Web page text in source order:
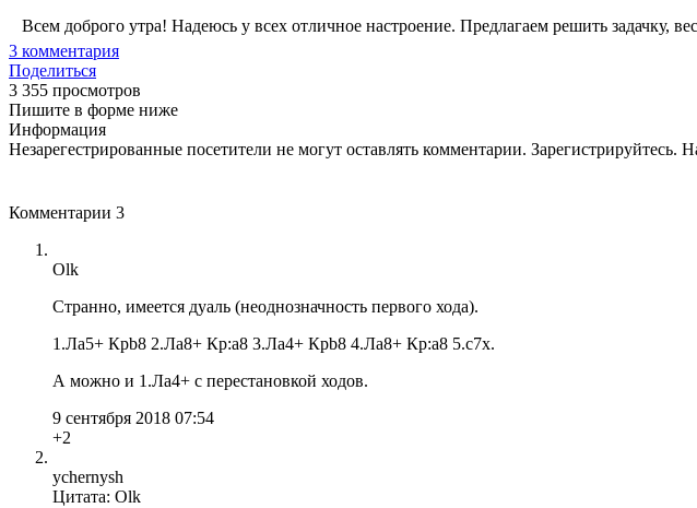
Всем доброго утра! Надеюсь у всех отличное настроение. Предлагаем решить задачку,
3 комментария
Поделиться
3 355 просмотров
Пишите в форме ниже
Информация
Незарегестрированные посетители не могут оставлять комментарии. Зарегистрируйтесь.
Комментарии 3
Olk
Странно, имеется дуаль (неоднозначность первого хода).
1.Лa5+ Крb8 2.Лa8+ Кр:a8 3.Лa4+ Крb8 4.Лa8+ Кр:a8 5.с7x.
А можно и 1.Лa4+ с перестановкой ходов.
9 сентября 2018 07:54
+2
ychernysh
Цитата: Olk